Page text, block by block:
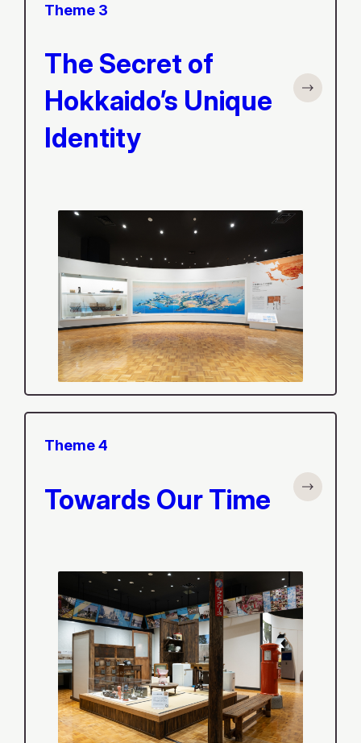
Theme 3
The Secret of
Hokkaido’s Unique
Identity
Theme 4
Towards Our Time